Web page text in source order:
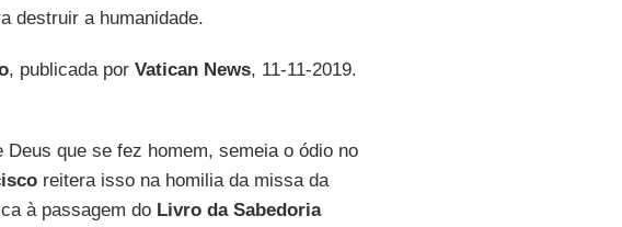
destruir a humanidade.
, publicada por Vatican News, 11-11-2019.
que se fez homem, semeia o ódio no
reitera isso na homilia da missa da
à passagem do Livro da Sabedoria